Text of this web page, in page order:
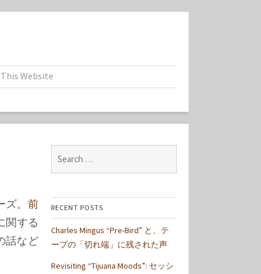
Website
。 前
関する
話など
for:
RECENT POSTS
Charles Mingus “Pre-Bird” と、テ
ープの「切れ端」に残された声
Revisiting “Tijuana Moods”: セッシ